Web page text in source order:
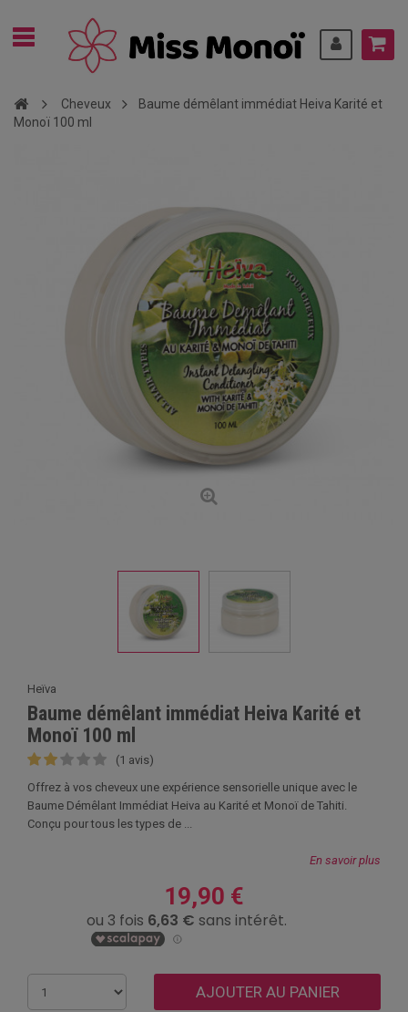
Cheveux
Baume démêlant immédiat Heiva Karité et
Monoï 100 ml
Heïva
Baume démêlant immédiat Heiva Karité et
Monoï 100 ml
(1 avis)
Offrez à vos cheveux une expérience sensorielle unique avec le
Baume Démêlant Immédiat Heiva au Karité et Monoï de Tahiti.
Conçu pour tous les types de ...
En savoir plus
19,90 €
AJOUTER AU PANIER